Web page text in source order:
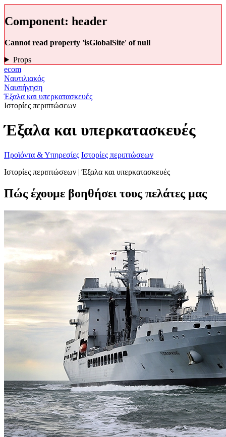
Component: header
Cannot read property 'isGlobalSite' of null
Props
ecom
Ναυτιλιακός
Ναυπήγηση
Έξαλα και υπερκατασκευές
Ιστορίες περιπτώσεων
Έξαλα και υπερκατασκευές
Προϊόντα & Υπηρεσίες Ιστορίες περιπτώσεων
Ιστορίες περιπτώσεων | Έξαλα και υπερκατασκευές
Πώς έχουμε βοηθήσει τους πελάτες μας